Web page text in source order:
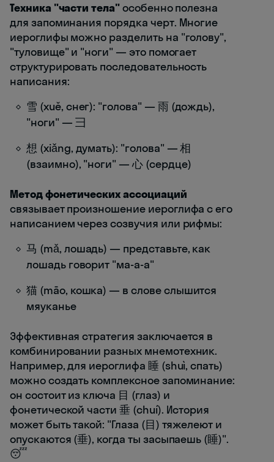
Техника "части тела"особенно полезна
для запоминания порядка черт. Многие
иероглифы можно разделить на "голову",
"туловище" и "ноги" — это помогает
структурировать последовательность
написания:
雪 (xuě, снег): "голова" — 雨 (дождь),
"ноги" — 彐
想 (xiǎng, думать): "голова" — 相
(взаимно), "ноги" — 心 (сердце)
Метод фонетических ассоциаций
связывает произношение иероглифа с его
написанием через созвучия или рифмы:
马 (mǎ, лошадь) — представьте, как
лошадь говорит "ма-а-а"
猫 (māo, кошка) — в слове слышится
мяуканье
Эффективная стратегия заключается в
комбинировании разных мнемотехник.
Например, для иероглифа 睡 (shuì, спать)
можно создать комплексное запоминание:
он состоит из ключа 目 (глаз) и
фонетической части 垂 (chuí). История
может быть такой: "Глаза (目) тяжелеют и
опускаются (垂), когда ты засыпаешь (睡)".
😴